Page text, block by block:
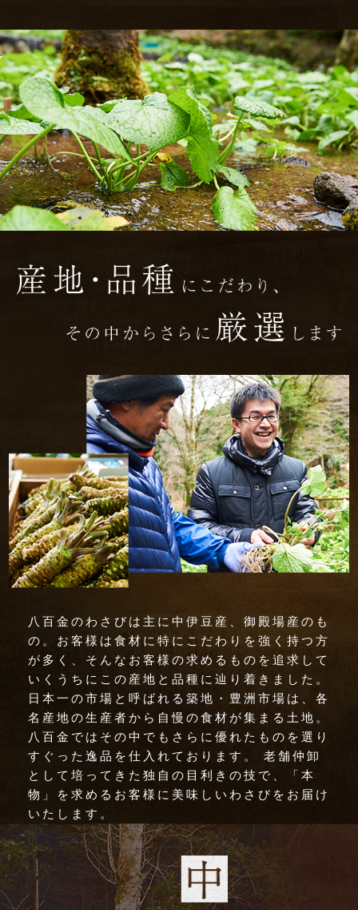
八百金のわさびは主に中伊豆産、御殿場産のも
の。お客様は食材に特にこだわりを強く持つ方
が多く、そんなお客様の求めるものを追求して
いくうちにこの産地と品種に辿り着きました。
日本一の市場と呼ばれる築地・豊洲市場は、各
名産地の生産者から自慢の食材が集まる土地。
八百金ではその中でもさらに優れたものを選り
すぐった逸品を仕入れております。 老舗仲卸
として培ってきた独自の目利きの技で、「本
物」を求めるお客様に美味しいわさびをお届け
いたします。